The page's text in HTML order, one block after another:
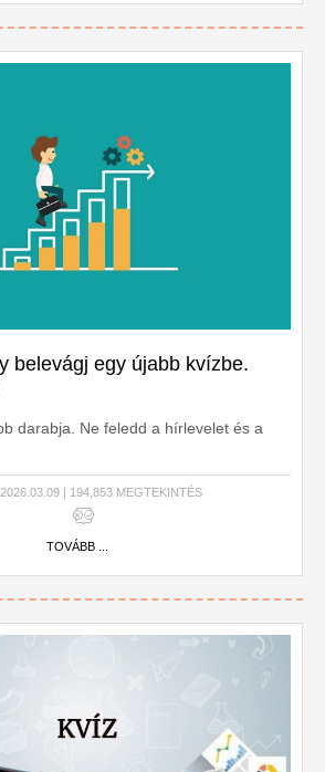
belevágj egy újabb kvízbe.
darabja. Ne feledd a hírlevelet és a
| 194,853 MEGTEKINTÉS
TOVÁBB ...